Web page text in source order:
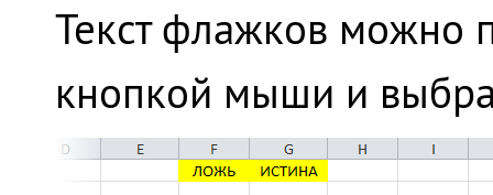
Текст флажков можно
кнопкой мыши и